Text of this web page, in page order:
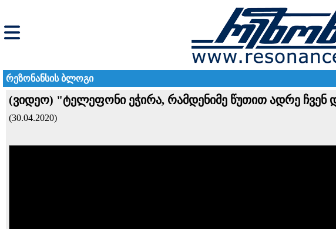
რეზონანსის ბლოგი
(ვიდეო) "ტელეფონი ეჭირა, რამდენიმე წუთით ადრე ჩვენ
(30.04.2020)